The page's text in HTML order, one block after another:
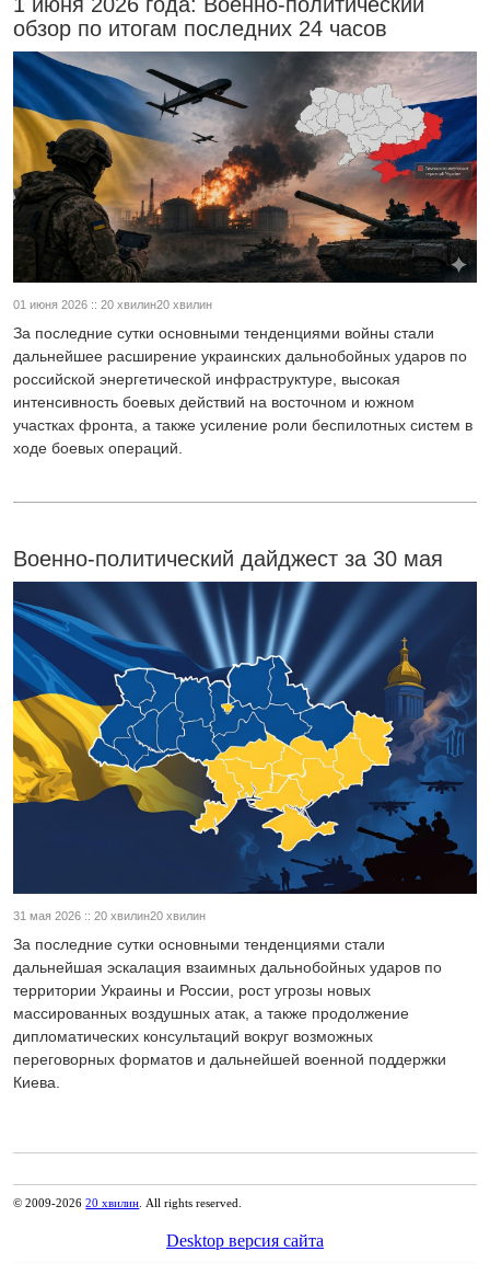
обзор по итогам последних 24 часов
01 июня 2026 :: 20 хвилин20 хвилин
За последние сутки основными тенденциями войны стали
дальнейшее расширение украинских дальнобойных ударов по
российской энергетической инфраструктуре, высокая
интенсивность боевых действий на восточном и южном
участках фронта, а также усиление роли беспилотных систем в
ходе боевых операций.
Военно-политический дайджест за 30 мая
31 мая 2026 :: 20 хвилин20 хвилин
За последние сутки основными тенденциями стали
дальнейшая эскалация взаимных дальнобойных ударов по
территории Украины и России, рост угрозы новых
массированных воздушных атак, а также продолжение
дипломатических консультаций вокруг возможных
переговорных форматов и дальнейшей военной поддержки
Киева.
© 2009-202620 хвилин . All rights reserved.
Desktop версия сайта